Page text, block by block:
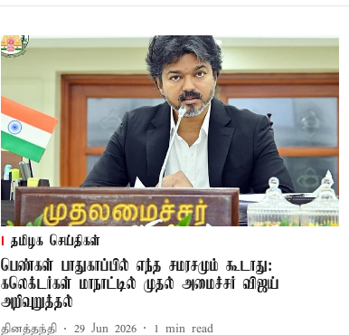
தமிழக செய்திகள்
பெண்கள் பாதுகாப்பில் எந்த சமரசமும் கூடாது:
கலெக்டர்கள் மாநாட்டில் முதல் அமைச்சர் விஜய்
அறிவுறுத்தல்
தினத்தந்தி 29 Jun 2026 1 min read